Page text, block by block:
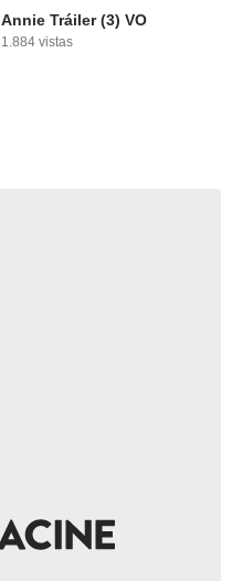
Annie Tráiler (3) VO
1.884 vistas